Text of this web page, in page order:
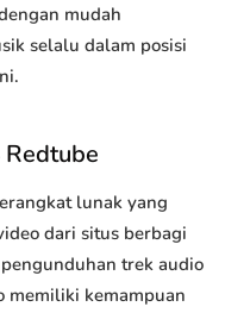
mudah
selalu dalam posisi
lunak yang
dari situs berbagi
trek audio
memiliki kemampuan